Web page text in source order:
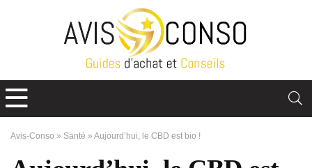
Avis-Conso » Santé » Aujourd’hui, le CBD est bio !